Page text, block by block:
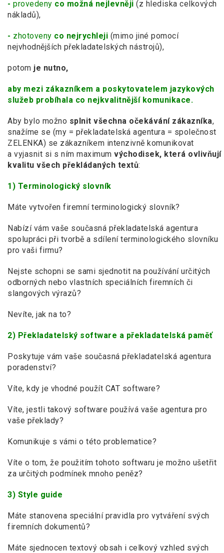
- provedeny co možná nejlevněji (z hlediska celkových
nákladů),
- zhotoveny co nejrychleji (mimo jiné pomocí
nejvhodnějších překladatelských nástrojů),
potom je nutno,
aby mezi zákazníkem a poskytovatelem jazykových
služeb probíhala co nejkvalitnější komunikace.
Aby bylo možno splnit všechna očekávání zákazníka,
snažíme se (my = překladatelská agentura = společnost
ZELENKA) se zákazníkem intenzivně komunikovat
a vyjasnit si s ním maximum východisek, která ovlivňují
kvalitu všech překládaných textů:
1) Terminologický slovník
Máte vytvořen firemní terminologický slovník?
Nabízí vám vaše současná překladatelská agentura
spolupráci při tvorbě a sdílení terminologického slovníku
pro vaši firmu?
Nejste schopni se sami sjednotit na používání určitých
odborných nebo vlastních speciálních firemních či
slangových výrazů?
Nevíte, jak na to?
2) Překladatelský software a překladatelská paměť
Poskytuje vám vaše současná překladatelská agentura
poradenství?
Víte, kdy je vhodné použít CAT software?
Víte, jestli takový software používá vaše agentura pro
vaše překlady?
Komunikuje s vámi o této problematice?
Víte o tom, že použitím tohoto softwaru je možno ušetřit
za určitých podmínek mnoho peněz?
3) Style guide
Máte stanovena speciální pravidla pro vytváření svých
firemních dokumentů?
Máte sjednocen textový obsah i celkový vzhled svých